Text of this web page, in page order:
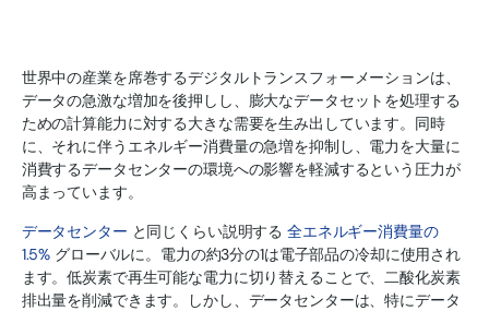
世界中の産業を席巻するデジタルトランスフォーメーションは、
データの急激な増加を後押しし、膨大なデータセットを処理する
ための計算能力に対する大きな需要を生み出しています。同時
に、それに伴うエネルギー消費量の急増を抑制し、電力を大量に
消費するデータセンターの環境への影響を軽減するという圧力が
高まっています。
データセンター と同じくらい説明する 全エネルギー消費量の
1.5% グローバルに。電力の約3分の1は電子部品の冷却に使用され
ます。低炭素で再生可能な電力に切り替えることで、二酸化炭素
排出量を削減できます。しかし、データセンターは、特にデータ